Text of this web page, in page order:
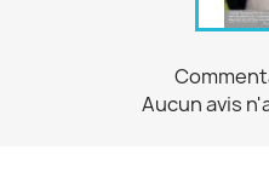
Aucun avis